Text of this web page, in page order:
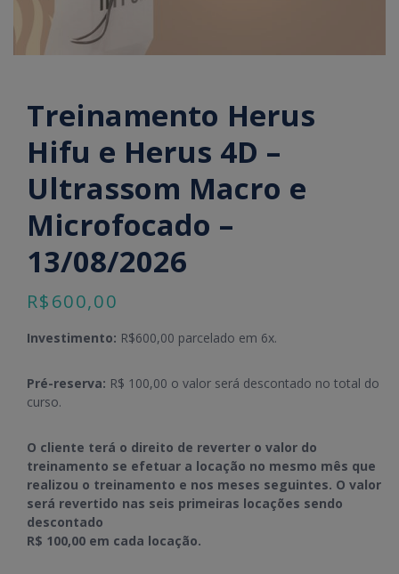
Treinamento Herus
Hifu e Herus 4D –
Ultrassom Macro e
Microfocado –
13/08/2026
R$600,00
Investimento: R$600,00 parcelado em 6x.
Pré-reserva: R$ 100,00 o valor será descontado no total do
curso.
O cliente terá o direito de reverter o valor do
treinamento se efetuar a locação no mesmo mês que
realizou o treinamento e nos meses seguintes. O valor
será revertido nas seis primeiras locações sendo
descontado
R$ 100,00 em cada locação.